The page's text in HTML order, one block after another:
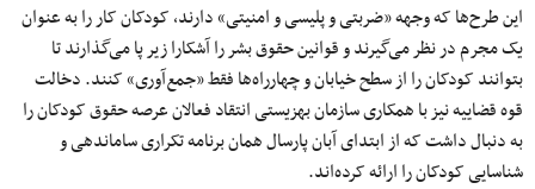
این طرح‌ها که وجهه «ضربتی و پلیسی و امنیتی» دارند، کودکان کار را به عنوان
یک مجرم در نظر می‌گیرند و قوانین حقوق بشر را آشکارا زیر پا می‌گذارند تا
بتوانند کودکان را از سطح خیابان و چهارراه‌ها فقط «جمع‌آوری» کنند. دخالت
قوه‌ قضاییه نیز با همکاری سازمان بهزیستی انتقاد فعالان عرصه حقوق کودکان را
به دنبال داشت که از ابتدای آبان پارسال همان برنامه تکراری ساماندهی و
شناسایی کودکان را ارائه کرده‌اند.